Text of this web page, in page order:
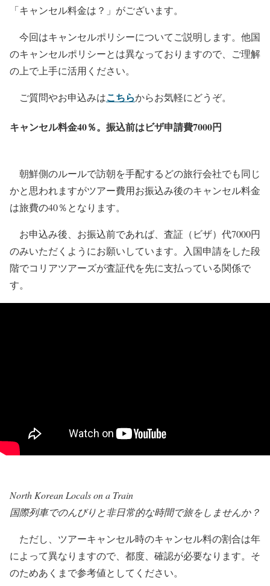
「キャンセル料金は？」がございます。
今回はキャンセルポリシーについてご説明します。他国
のキャンセルポリシーとは異なっておりますので、ご理解
の上で上手に活用ください。
ご質問やお申込みはこちらからお気軽にどうぞ。
キャンセル料金40％。振込前はビザ申請費7000円
朝鮮側のルールで訪朝を手配するどの旅行会社でも同じ
かと思われますがツアー費用お振込み後のキャンセル料金
は旅費の40％となります。
お申込み後、お振込前であれば、査証（ビザ）代7000円
のみいただくようにお願いしています。入国申請をした段
階でコリアツアーズが査証代を先に支払っている関係で
す。
North Korean Locals on a Train
国際列車でのんびりと非日常的な時間で旅をしませんか？
ただし、ツアーキャンセル時のキャンセル料の割合は年
によって異なりますので、都度、確認が必要なります。そ
のためあくまで参考値としてください。